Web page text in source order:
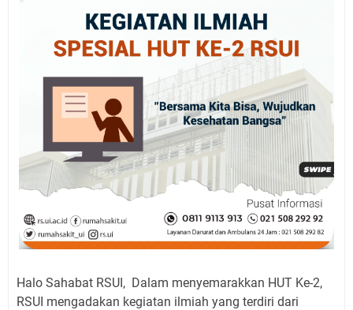
Halo Sahabat RSUI, Dalam menyemarakkan HUT Ke-2,
RSUI mengadakan kegiatan ilmiah yang terdiri dari